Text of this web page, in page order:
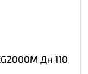
Дн 110